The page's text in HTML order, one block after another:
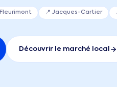
Fleurimont 📍 Jacques-Cartier
Découvrir le marché local